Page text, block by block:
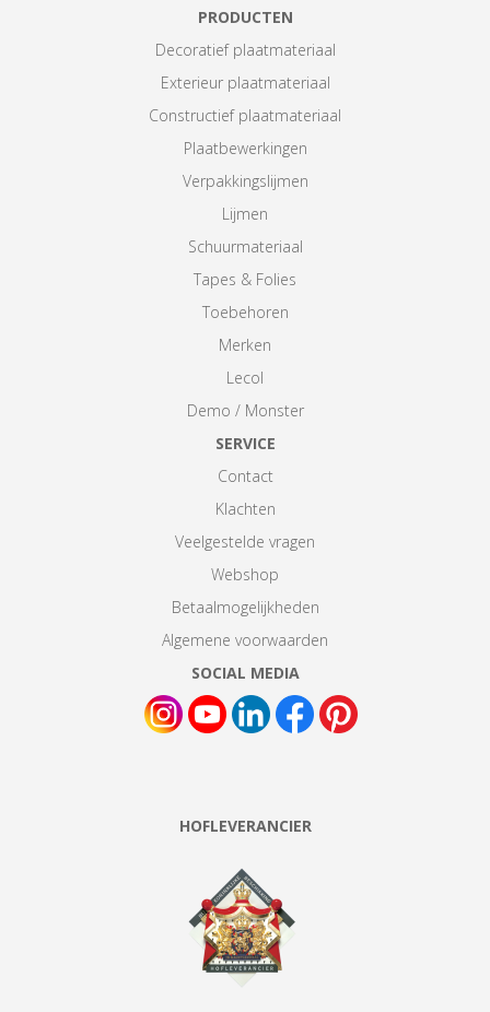
PRODUCTEN
Decoratief plaatmateriaal
Exterieur plaatmateriaal
Constructief plaatmateriaal
Plaatbewerkingen
Verpakkingslijmen
Lijmen
Schuurmateriaal
Tapes & Folies
Toebehoren
Merken
Lecol
Demo / Monster
SERVICE
Contact
Klachten
Veelgestelde vragen
Webshop
Betaalmogelijkheden
Algemene voorwaarden
SOCIAL MEDIA
HOFLEVERANCIER